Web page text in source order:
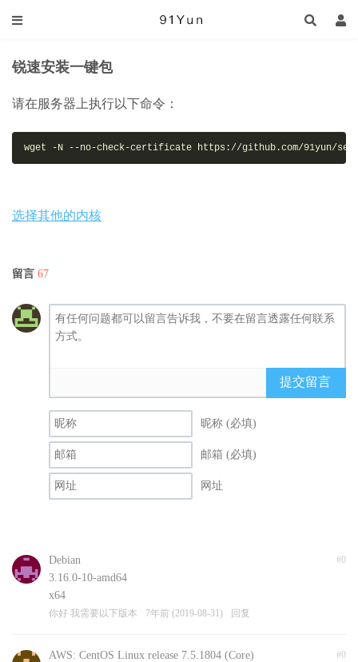
锐速安装一键包
请在服务器上执行以下命令：
wget -N --no-check-certificate https://github.com/91yun/
选择其他的内核
留言 67
提交留言
昵称 (必填)
邮箱 (必填)
网址
#0
Debian
3.16.0-10-amd64
x64
你好 我需要以下版本 7年前 (2019-08-31) 回复
#0
AWS: CentOS Linux release 7.5.1804 (Core)